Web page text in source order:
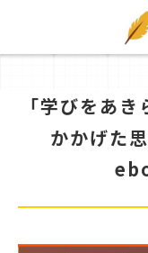
「学びをあ
かかげた